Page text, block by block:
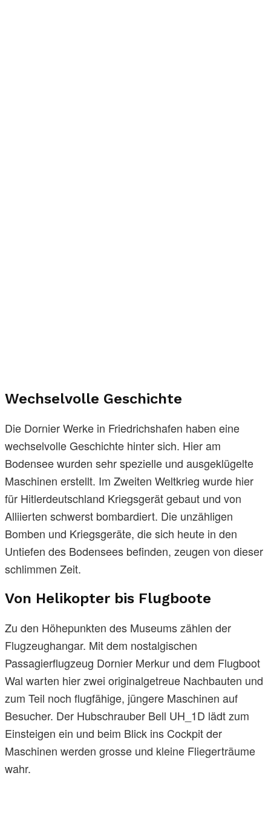
Wechselvolle Geschichte
Die Dornier Werke in Friedrichshafen haben eine
wechselvolle Geschichte hinter sich. Hier am
Bodensee wurden sehr spezielle und ausgeklügelte
Maschinen erstellt. Im Zweiten Weltkrieg wurde hier
für Hitlerdeutschland Kriegsgerät gebaut und von
Alliierten schwerst bombardiert. Die unzähligen
Bomben und Kriegsgeräte, die sich heute in den
Untiefen des Bodensees befinden, zeugen von dieser
schlimmen Zeit.
Von Helikopter bis Flugboote
Zu den Höhepunkten des Museums zählen der
Flugzeughangar. Mit dem nostalgischen
Passagierflugzeug Dornier Merkur und dem Flugboot
Wal warten hier zwei originalgetreue Nachbauten und
zum Teil noch flugfähige, jüngere Maschinen auf
Besucher. Der Hubschrauber Bell UH_1D lädt zum
Einsteigen ein und beim Blick ins Cockpit der
Maschinen werden grosse und kleine Fliegerträume
wahr.